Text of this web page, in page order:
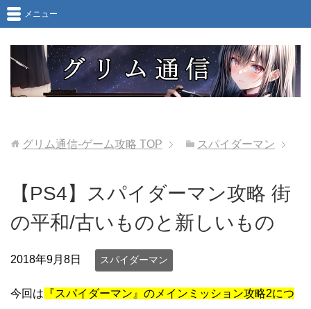
メニュー
グリム通信-ゲーム攻略 TOP スパイダーマン
【PS4】スパイダーマン攻略 街
の平和/古いものと新しいもの
2018年9月8日 スパイダーマン
今回は 『スパイダーマン』のメインミッション攻略2につ